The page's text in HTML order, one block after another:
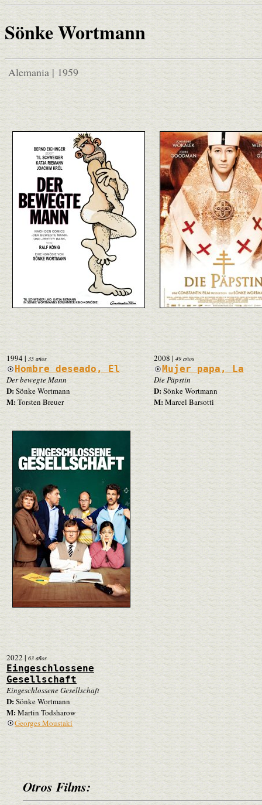
Sönke Wortmann
Alemania | 1959
1994| 35 años
Hombre deseado, El
Der bewegte Mann
D:Sönke Wortmann
M:Torsten Breuer
2008 | 49 años
Mujer papa, La
Die Päpstin
D:Sönke Wortmann
M:Marcel Barsotti
2022| 63 años
Eingeschlossene
Gesellschaft
Eingeschlossene Gesellschaft
D:Sönke Wortmann
M: Martin Todsharow
Georges Moustaki
Otros Films: